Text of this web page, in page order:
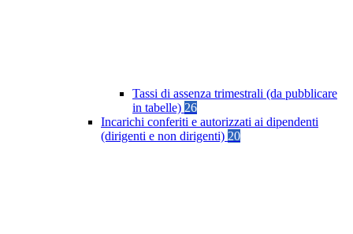
Tassi di assenza trimestrali (da pubblicare
in tabelle) 26
Incarichi conferiti e autorizzati ai dipendenti
(dirigenti e non dirigenti) 20